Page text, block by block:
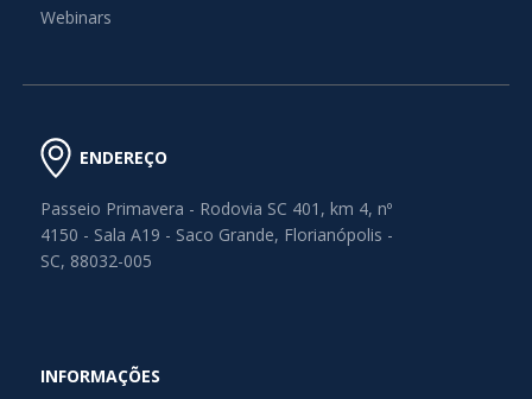
Webinars
ENDEREÇO
Passeio Primavera - Rodovia SC 401, km 4, nº
4150 - Sala A19 - Saco Grande, Florianópolis -
SC, 88032-005
INFORMAÇÕES